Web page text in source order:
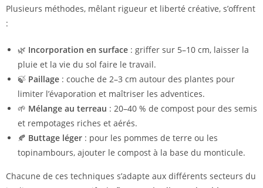
Plusieurs méthodes, mêlant rigueur et liberté créative, s’offrent
:
🌿 Incorporation en surface : griffer sur 5–10 cm, laisser la
pluie et la vie du sol faire le travail.
🍃 Paillage : couche de 2–3 cm autour des plantes pour
limiter l’évaporation et maîtriser les adventices.
🌱 Mélange au terreau : 20–40 % de compost pour des semis
et rempotages riches et aérés.
🍂 Buttage léger : pour les pommes de terre ou les
topinambours, ajouter le compost à la base du monticule.
Chacune de ces techniques s’adapte aux différents secteurs du